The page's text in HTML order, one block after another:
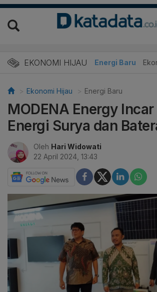
EKONOMI HIJAU Energi Baru
Ekonomi Hijau Energi Baru
MODENA Energy
Energi Surya dan
Oleh Hari Widowati
22 April 2024, 13:43